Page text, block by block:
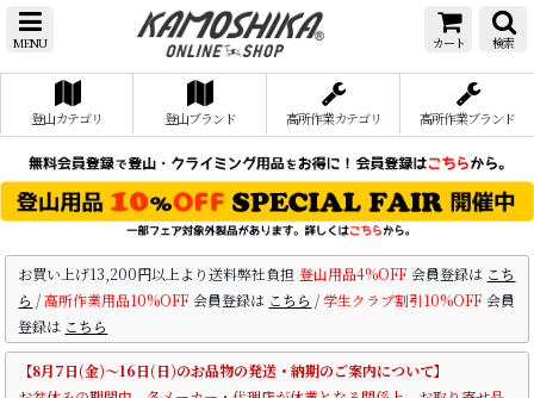
MENU カート 検索
登山カテゴリ 登山ブランド 高所作業カテゴリ 高所作業ブランド
お買い上げ13,200円以上より送料弊社負担 登山用品4%OFF 会員登録は こち
ら /高所作業用品10%OFF 会員登録は こちら /学生クラブ割引10%OFF 会員
登録は こちら
【8月7日(金)～16日(日)のお品物の発送・納期のご案内について】